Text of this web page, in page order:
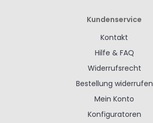
Kundenservice
Kontakt
Hilfe & FAQ
Widerrufsrecht
Bestellung widerrufen
Mein Konto
Konfiguratoren